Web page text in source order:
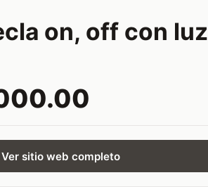
on, off con luz
Ver sitio web completo